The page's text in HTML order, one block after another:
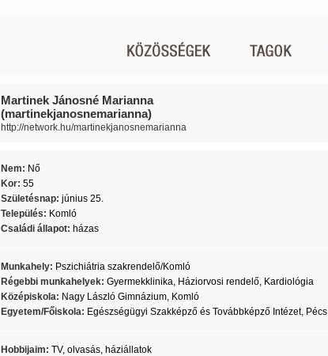
Martinek Jánosné Marianna
(martinekjanosnemarianna)
http://network.hu/martinekjanosnemarianna
Nem: Nő
Kor: 55
Születésnap: június 25.
Település: Komló
Családi állapot: házas
Munkahely: Pszichiátria szakrendelő/Komló
Régebbi munkahelyek: Gyermekklinika, Háziorvosi rendelő, Kardiológia
Középiskola: Nagy László Gimnázium, Komló
Egyetem/Főiskola: Egészségügyi Szakképző és Továbbképző Intézet, Pécs
Hobbijaim: TV, olvasás, háziállatok